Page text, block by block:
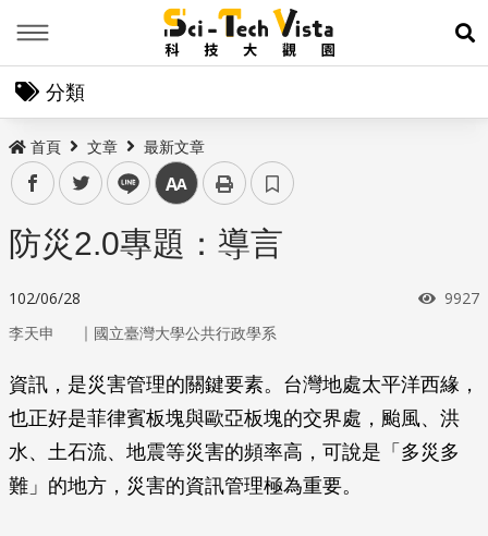
展
分類
首頁 文章 最新文章
facebooktwitter line 中
防災2.0專題：導言
102/06/28 瀏覽
9927
李天申 ｜ 國立臺灣大學公共行政學系
資訊，是災害管理的關鍵要素。台灣地處太平洋西緣，
也正好是菲律賓板塊與歐亞板塊的交界處，颱風、洪
水、土石流、地震等災害的頻率高，可說是「多災多
難」的地方，災害的資訊管理極為重要。